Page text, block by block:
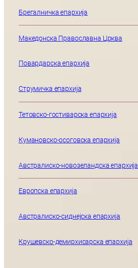
Брегалничка епархија
Македонска Православна Црква
Повардарска епархија
Струмичка епархија
Тетовско-гостиварска епархија
Кумановско-осоговска епархија
Австралиско-новозеландска епархија
Европска епархија
Австралиско-сиднејска епархија
Крушевско-демирхисарска епархија